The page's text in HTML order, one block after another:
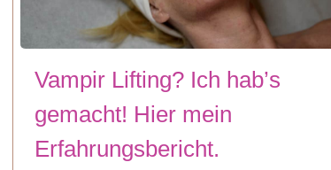
Vampir Lifting? Ich hab’s
gemacht! Hier mein
Erfahrungsbericht.